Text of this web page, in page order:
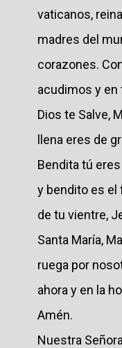
vaticanos,
madres del
corazones.
acudimos y
Dios te Salve,
llena eres de
Bendita tú
y bendito es el
de tu vientre,
Santa María,
ruega por
ahora y en la
Amén.
Nuestra